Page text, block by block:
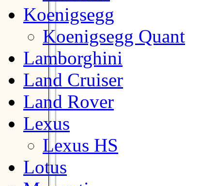
Koenigsegg
Koenigsegg Quant
Lamborghini
Land Cruiser
Land Rover
Lexus
Lexus HS
Lotus